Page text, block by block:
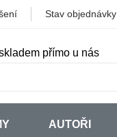
Stav objednávky
přímo u nás
AUTOŘI